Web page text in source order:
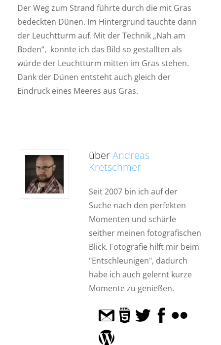
Der Weg zum Strand führte durch die mit Gras
bedeckten Dünen. Im Hintergrund tauchte dann
der Leuchtturm auf. Mit der Technik „Nah am
Boden“, konnte ich das Bild so gestallten als
würde der Leuchtturm mitten im Gras stehen.
Dank der Dünen entsteht auch gleich der
Eindruck eines Meeres aus Gras.
überAndreas
Kretschmer
Seit 2007 bin ich auf der
Suche nach den perfekten
Momenten und schärfe
seither meinen fotografischen
Blick. Fotografie hilft mir beim
"Entschleunigen", dadurch
habe ich auch gelernt kurze
Momente zu genießen.